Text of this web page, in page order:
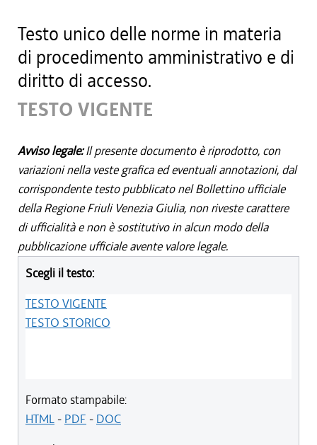
Testo unico delle norme in materia
di procedimento amministrativo e di
diritto di accesso.
TESTO VIGENTE
Avviso legale:Il presente documento è riprodotto, con
variazioni nella veste grafica ed eventuali annotazioni, dal
corrispondente testo pubblicato nel Bollettino ufficiale
della Regione Friuli Venezia Giulia, non riveste carattere
di ufficialità e non è sostitutivo in alcun modo della
pubblicazione ufficiale avente valore legale.
Scegli il testo:
TESTO VIGENTE
TESTO STORICO
Formato stampabile:
HTML- PDF - DOC